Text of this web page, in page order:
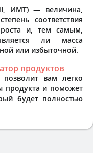
ИМТ) — величина,
соответствия
и, тем самым,
ли масса
или избыточной.
продуктов
позволит вам легко
продукта и поможет
будет полностью